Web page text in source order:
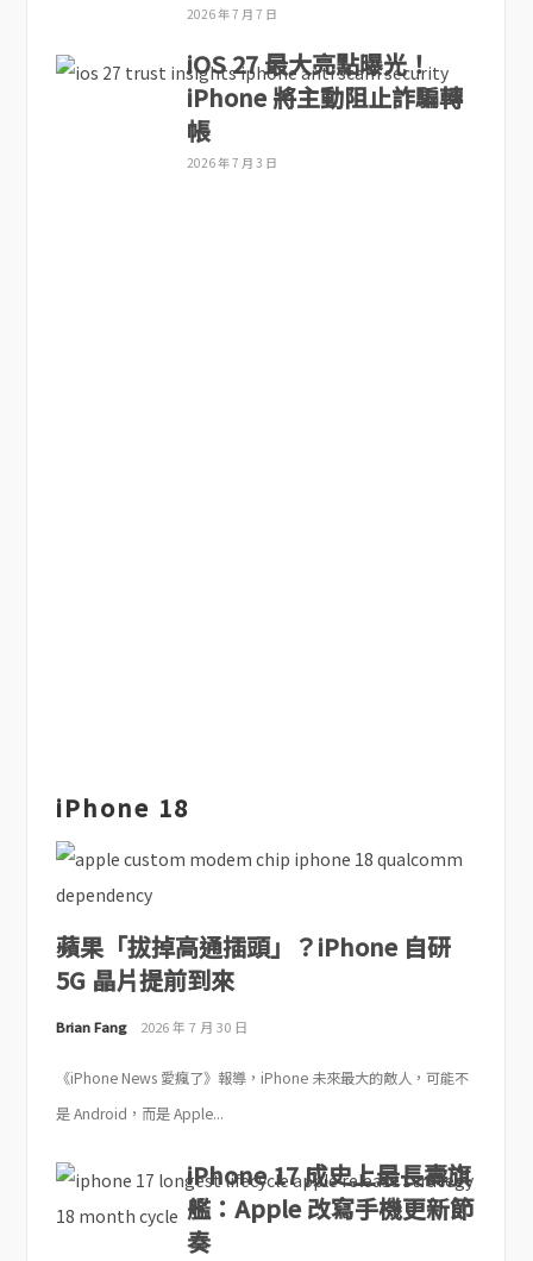
2026 年 7 月 7 日
iOS 27 最大亮點曝光！
iPhone 將主動阻止詐騙轉
帳
2026 年 7 月 3 日
iPhone 18
蘋果「拔掉高通插頭」？iPhone 自研
5G 晶片提前到來
Brian Fang 2026 年 7 月 30 日
《iPhone News 愛瘋了》報導，iPhone 未來最大的敵人，可能不
是 Android，而是 Apple...
iPhone 17 成史上最長壽旗
艦：Apple 改寫手機更新節
奏